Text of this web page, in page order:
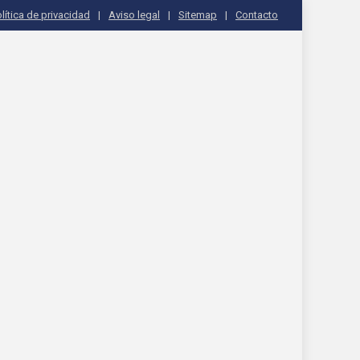
de privacidad Aviso legal Sitemap Contacto